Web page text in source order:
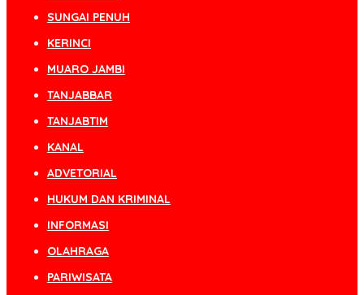
SUNGAI PENUH
KERINCI
MUARO JAMBI
TANJABBAR
TANJABTIM
KANAL
ADVETORIAL
HUKUM DAN KRIMINAL
INFORMASI
OLAHRAGA
PARIWISATA